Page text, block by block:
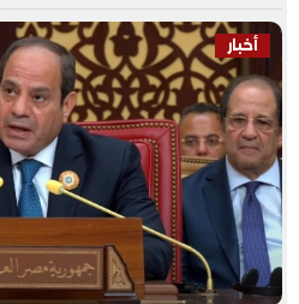
أخبار